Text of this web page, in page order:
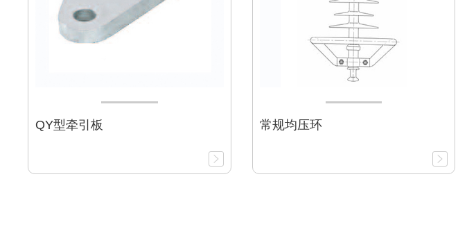
QY型牵引板 常规均压环